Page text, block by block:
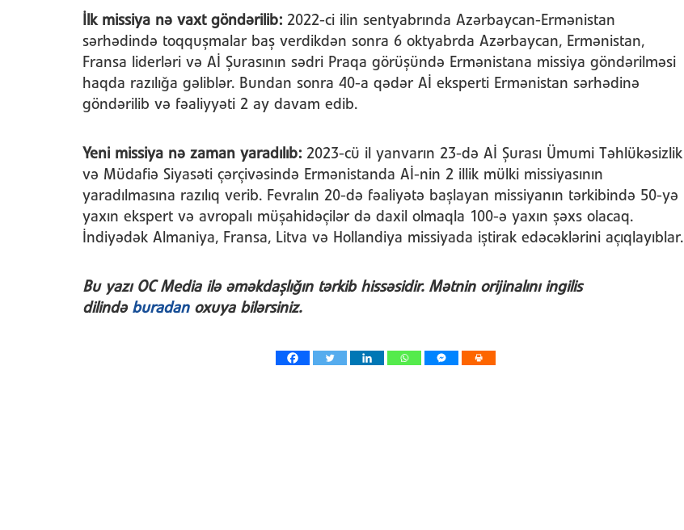
İlk missiya nə vaxt göndərilib: 2022-ci ilin sentyabrında Azərbaycan-Ermənistan
sərhədində toqquşmalar baş verdikdən sonra 6 oktyabrda Azərbaycan, Ermənistan,
Fransa liderləri və Aİ Şurasının sədri Praqa görüşündə Ermənistana missiya göndərilməsi
haqda razılığa gəliblər. Bundan sonra 40-a qədər Aİ eksperti Ermənistan sərhədinə
göndərilib və fəaliyyəti 2 ay davam edib.
Yeni missiya nə zaman yaradılıb: 2023-cü il yanvarın 23-də Aİ Şurası Ümumi Təhlükəsizlik
və Müdafiə Siyasəti çərçivəsində Ermənistanda Aİ-nin 2 illik mülki missiyasının
yaradılmasına razılıq verib. Fevralın 20-də fəaliyətə başlayan missiyanın tərkibində 50-yə
yaxın ekspert və avropalı müşahidəçilər də daxil olmaqla 100-ə yaxın şəxs olacaq.
İndiyədək Almaniya, Fransa, Litva və Hollandiya missiyada iştirak edəcəklərini açıqlayıblar.
Bu yazı OC Media ilə əməkdaşlığın tərkib hissəsidir. Mətnin orijinalını ingilis
dilində buradanoxuya bilərsiniz.